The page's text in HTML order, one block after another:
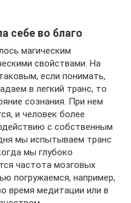
себе во благо
магическим
свойствами. На
если понимать,
в легкий транс, то
сознания. При нем
и человек более
с собственным
мы испытываем транс
мы глубоко
частота мозговых
погружаемся, например,
время медитации или в